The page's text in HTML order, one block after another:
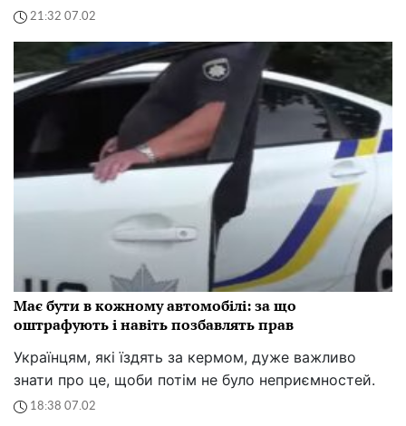
21:32 07.02
Має бути в кожному автомобілі: за що
оштрафують і навіть позбавлять прав
Українцям, які їздять за кермом, дуже важливо
знати про це, щоби потім не було неприємностей.
18:38 07.02